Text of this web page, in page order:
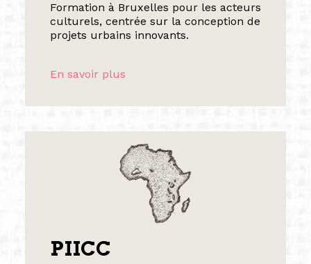
Formation à Bruxelles pour les acteurs
culturels, centrée sur la conception de
projets urbains innovants.
En savoir plus
PIICC